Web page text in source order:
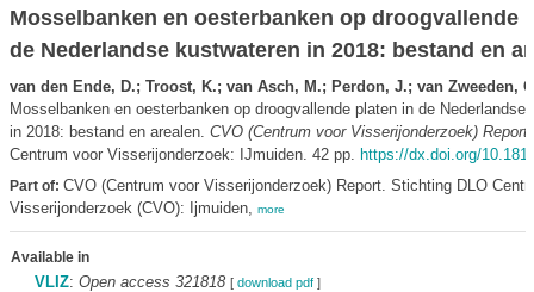
Mosselbanken en oesterbanken op droogvallende
de Nederlandse kustwateren in 2018: bestand en
van den Ende, D.; Troost, K.; van Asch, M.; Perdon, J.; van Zweeden,
Mosselbanken en oesterbanken op droogvallende platen in de Nederlandse
in 2018: bestand en arealen. CVO (Centrum voor Visserijonderzoek) Report
Centrum voor Visserijonderzoek: IJmuiden. 42 pp. https://dx.doi.org/
Part of: CVO (Centrum voor Visserijonderzoek) Report. Stichting DLO
Visserijonderzoek (CVO): Ijmuiden, more
Available in
VLIZ: Open access 321818 [ download pdf]